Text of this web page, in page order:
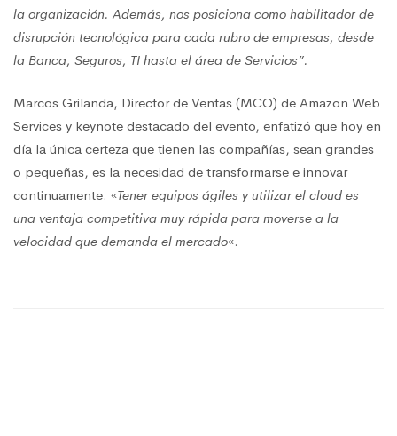
la organización. Además, nos posiciona como habilitador de
disrupción tecnológica para cada rubro de empresas, desde
la Banca, Seguros, TI hasta el área de Servicios”.
Marcos Grilanda, Director de Ventas (MCO) de Amazon Web
Services y keynote destacado del evento, enfatizó que hoy en
día la única certeza que tienen las compañías, sean grandes
o pequeñas, es la necesidad de transformarse e innovar
continuamente. «Tener equipos ágiles y utilizar el cloud es
una ventaja competitiva muy rápida para moverse a la
velocidad que demanda el mercado«.